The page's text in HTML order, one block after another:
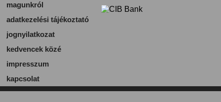
magunkról
adatkezelési tájékoztató
jognyilatkozat
kedvencek közé
impresszum
kapcsolat